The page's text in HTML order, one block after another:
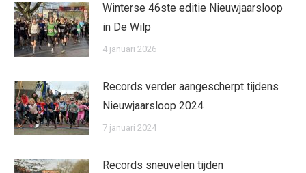
Winterse 46ste editie Nieuwjaarsloop
in De Wilp
4 januari 2026
Records verder aangescherpt tijdens
Nieuwjaarsloop 2024
7 januari 2024
Records sneuvelen tijden